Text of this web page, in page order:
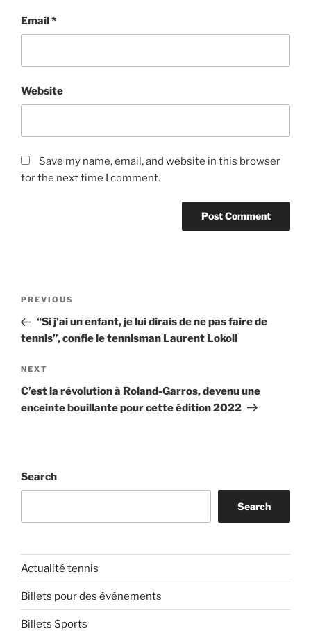
Email*
Website
Save my name, email, and website in this browser
for the next time I comment.
Previous
Post
PREVIOUS
“Si j’ai un enfant, je lui dirais de ne pas faire de
tennis”, confie le tennisman Laurent Lokoli
Next
Post
NEXT
C’est la révolution à Roland-Garros, devenu une
enceinte bouillante pour cette édition 2022
Search
Search
Actualité tennis
Billets pour des événements
Billets Sports